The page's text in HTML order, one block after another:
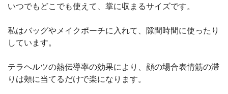
いつでもどこでも使えて、掌に収まるサイズです。
私はバッグやメイクポーチに入れて、隙間時間に使ったり
しています。
テラヘルツの熱伝導率の効果により、顔の場合表情筋の滞
りは頰に当てるだけで楽になります。